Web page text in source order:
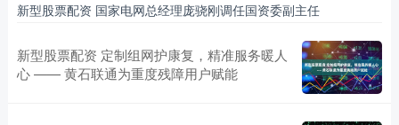
新型股票配资 国家电网总经理庞骁刚调任国资委副主任
新型股票配资 定制组网护康复，精准服务暖人
心 —— 黄石联通为重度残障用户赋能